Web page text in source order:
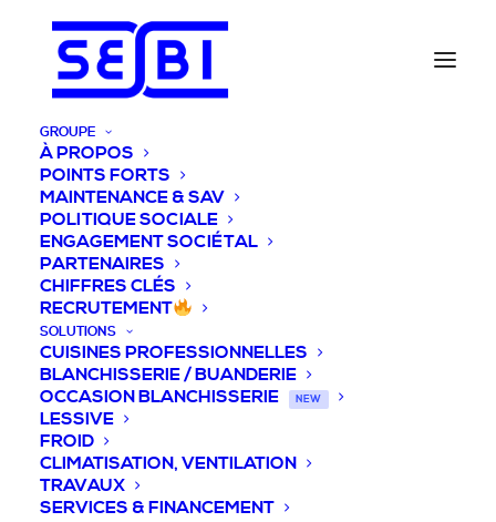
GROUPE
À PROPOS
POINTS FORTS
MAINTENANCE & SAV
POLITIQUE SOCIALE
ENGAGEMENT SOCIÉTAL
PARTENAIRES
CHIFFRES CLÉS
RECRUTEMENT
SOLUTIONS
CUISINES PROFESSIONNELLES
BLANCHISSERIE / BUANDERIE
OCCASION BLANCHISSERIE
NEW
LESSIVE
FROID
CLIMATISATION, VENTILATION
TRAVAUX
SERVICES & FINANCEMENT